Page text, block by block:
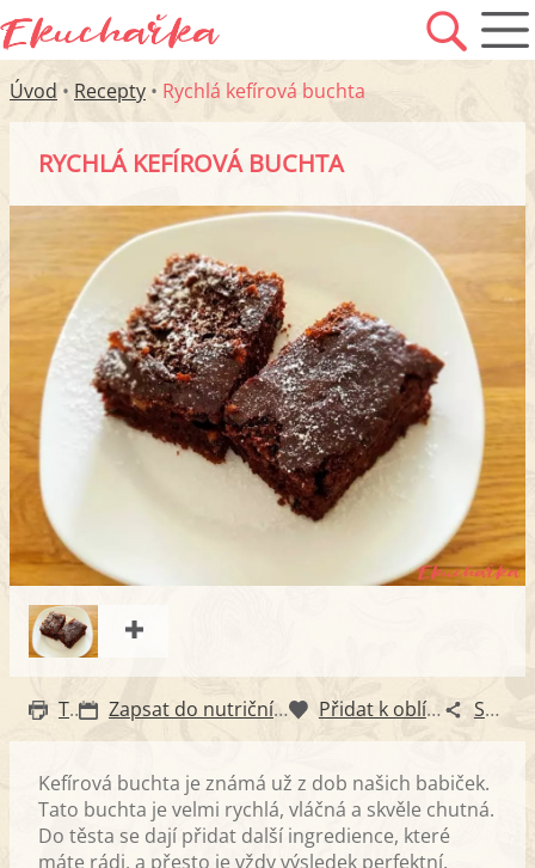
Úvod • Recepty • Rychlá kefírová buchta
RYCHLÁ KEFÍROVÁ BUCHTA
Tisk Zapsat do nutričního diáře Přidat k oblíbeným Sdílet
Kefírová buchta je známá už z dob našich babiček.
Tato buchta je velmi rychlá, vláčná a skvěle chutná.
Do těsta se dají přidat další ingredience, které
máte rádi, a přesto je vždy výsledek perfektní.